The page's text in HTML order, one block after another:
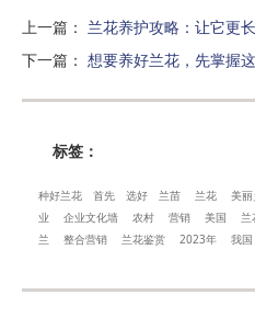
上一篇 ： 兰花养护攻略：让它更长
下一篇 ： 想要养好兰花，先掌握
标签：
种好兰花 首先 选好 兰苗 兰花 美
业
企业文化墙 农村 营销 美国 兰
兰
整合营销 兰花鉴赏 2023年 我国